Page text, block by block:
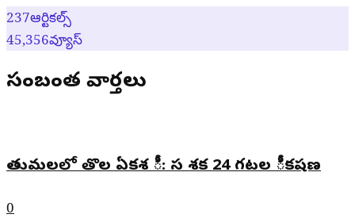
237ఆర్టికల్స్
45,356వ్యూస్
సంబంధిత వార్తలు
తుమలలో తొల ఏకశ ీ: స శక 24 గటల ీకషణ
0